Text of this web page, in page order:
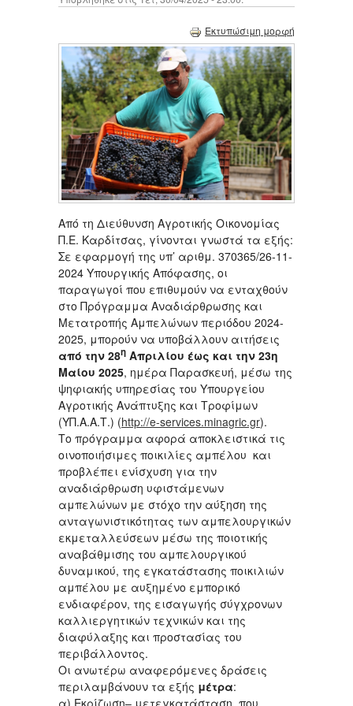
Εκτυπώσιμη μορφή
Από τη Διεύθυνση Αγροτικής Οικονομίας
Π.Ε. Καρδίτσας, γίνονται γνωστά τα εξής:
Σε εφαρμογή της υπ’ αριθμ. 370365/26-11-
2024 Υπουργικής Απόφασης, οι
παραγωγοί που επιθυμούν να ενταχθούν
στο Πρόγραμμα Αναδιάρθρωσης και
Μετατροπής Αμπελώνων περιόδου 2024-
2025, μπορούν να υποβάλλουν αιτήσεις
από την 28η Απριλίου έως και την 23η
Μαίου 2025, ημέρα Παρασκευή, μέσω της
ψηφιακής υπηρεσίας του Υπουργείου
Αγροτικής Ανάπτυξης και Τροφίμων
(ΥΠ.Α.Α.Τ.) (http://e-services.minagric.gr).
Το πρόγραμμα αφορά αποκλειστικά τις
οινοποιήσιμες ποικιλίες αμπέλου και
προβλέπει ενίσχυση για την
αναδιάρθρωση υφιστάμενων
αμπελώνων με στόχο την αύξηση της
ανταγωνιστικότητας των αμπελουργικών
εκμεταλλεύσεων μέσω της ποιοτικής
αναβάθμισης του αμπελουργικού
δυναμικού, της εγκατάστασης ποικιλιών
αμπέλου με αυξημένο εμπορικό
ενδιαφέρον, της εισαγωγής σύγχρονων
καλλιεργητικών τεχνικών και της
διαφύλαξης και προστασίας του
περιβάλλοντος.
Οι ανωτέρω αναφερόμενες δράσεις
περιλαμβάνουν τα εξής μέτρα:
α) Εκρίζωση– μετεγκατάσταση , που